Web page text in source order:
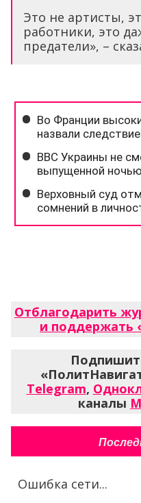
Это не артисты,
работники, это
предатели», –
Отблагодарить
и поддержать
Telegram,
каналы
Ошибка сети...